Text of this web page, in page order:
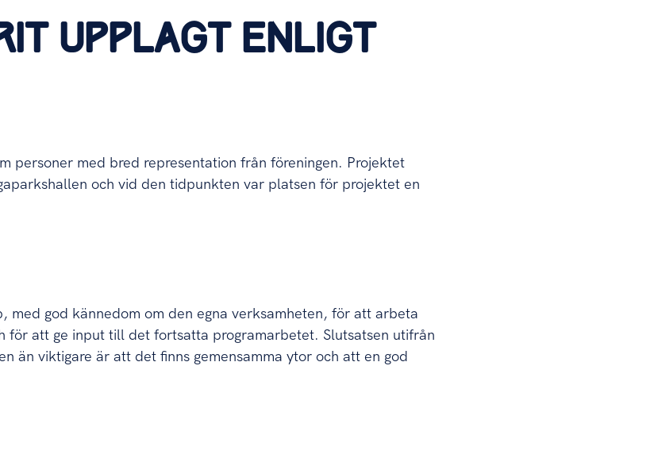
UPPLAGT ENLIGT
personer med bred representation från föreningen. Projektet
och vid den tidpunkten var platsen för projektet en
med god kännedom om den egna verksamheten, för att arbeta
för att ge input till det fortsatta programarbetet. Slutsatsen utifrån
än viktigare är att det finns gemensamma ytor och att en god